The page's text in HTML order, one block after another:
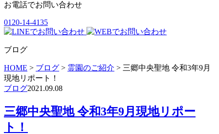
お電話でお問い合わせ
0120-14-4135
ブログ
HOME > ブログ > 霊園のご紹介 > 三郷中央聖地 令和3年9月
現地リポート！
ブログ2021.09.08
三郷中央聖地 令和3年9月現地リポー
ト！